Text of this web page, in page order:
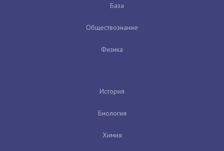
База
Обществознание
Физика
История
Биология
Химия